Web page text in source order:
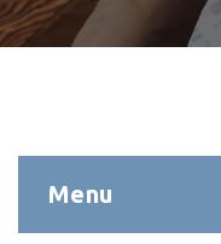
Menu